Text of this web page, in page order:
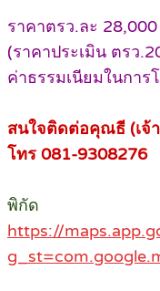
ราคาตรว.ละ
(ราคาประเมิน ตรว
ค่าธรรมเนียมในการ
สนใจติดต่อคุณธี (เจ้
โทร 081-9308276
พิกัด
https://